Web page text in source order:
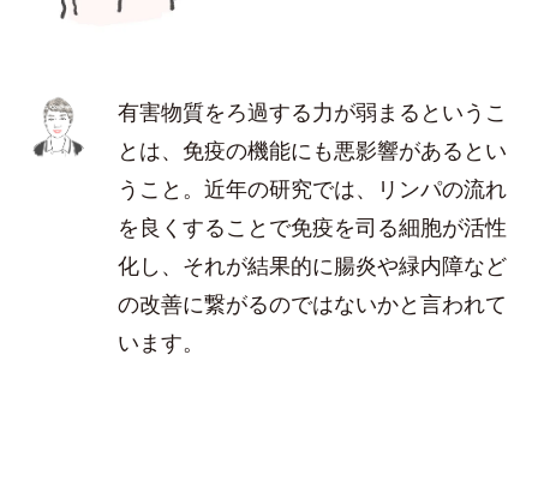
有害物質をろ過する力が弱まるというこ
とは、免疫の機能にも悪影響があるとい
うこと。近年の研究では、リンパの流れ
を良くすることで免疫を司る細胞が活性
化し、それが結果的に腸炎や緑内障など
の改善に繋がるのではないかと言われて
います。